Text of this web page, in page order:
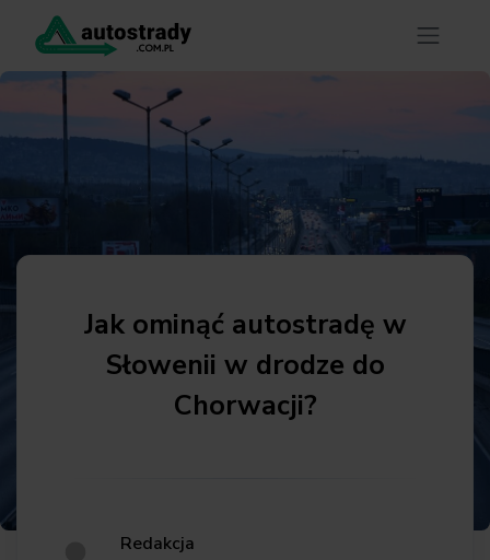
Jak ominąć autostradę w
Słowenii w drodze do
Chorwacji?
Redakcja